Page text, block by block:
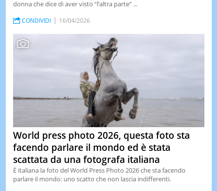
donna che dice di aver visto “l’altra parte” ...
CONDIVIDI 16/04/2026
World press photo 2026, questa foto sta
facendo parlare il mondo ed è stata
scattata da una fotografa italiana
È italiana la foto del World Press Photo 2026 che sta facendo
parlare il mondo: uno scatto che non lascia indifferenti.